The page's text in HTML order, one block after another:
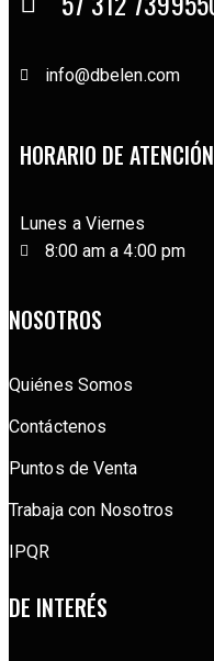
info@dbelen.com
HORARIO DE
Lunes a Viernes
8:00 am a 4:00 pm
NOSOTROS
Quiénes Somos
Contáctenos
Puntos de Venta
Trabaja con Nosotros
IPQR
DE INTERÉS